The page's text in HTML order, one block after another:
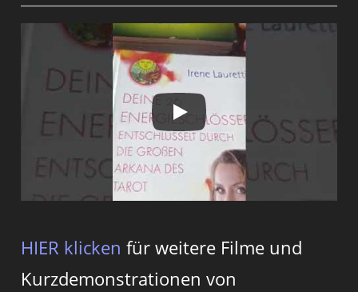
HIER klicken für weitere Filme und
Kurzdemonstrationen von